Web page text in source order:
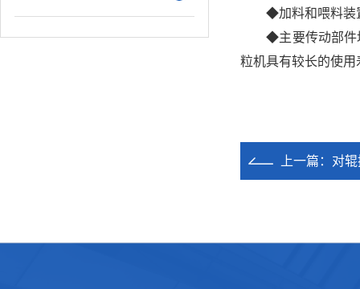
◆加料和喂料装置
◆主要传动部件均
粒机具有较长的使用
上一篇： 对